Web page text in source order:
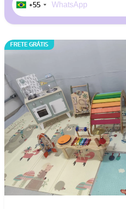
+55
FRETE GRÁTIS